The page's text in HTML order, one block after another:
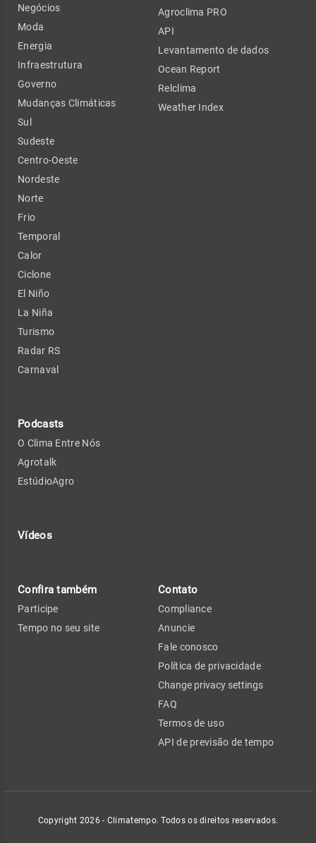
Negócios
Moda
Energia
Infraestrutura
Governo
Mudanças Climáticas
Sul
Sudeste
Centro-Oeste
Nordeste
Norte
Frio
Temporal
Calor
Ciclone
El Niño
La Niña
Turismo
Radar RS
Carnaval
Podcasts
O Clima Entre Nós
Agrotalk
EstúdioAgro
Vídeos
Agroclima PRO
API
Levantamento de dados
Ocean Report
Relclima
Weather Index
Confira também
Participe
Tempo no seu site
Contato
Compliance
Anuncie
Fale conosco
Política de privacidade
Change privacy settings
FAQ
Termos de uso
API de previsão de tempo
Copyright 2026 - Climatempo. Todos os direitos reservados.